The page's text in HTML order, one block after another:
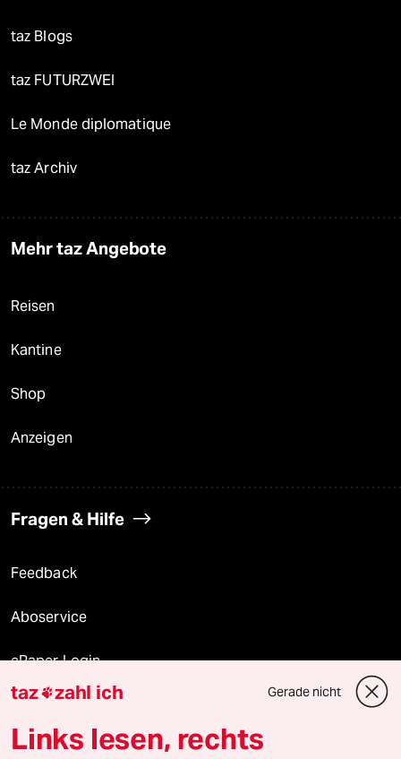
taz Blogs
taz FUTURZWEI
Le Monde diplomatique
taz Archiv
Mehr taz Angebote
Reisen
Kantine
Shop
Anzeigen
Fragen & Hilfe
Feedback
Aboservice
ePaper Login
Downloads für Abonnierende
taz zahl ich Gerade nicht
Links lesen, rechts